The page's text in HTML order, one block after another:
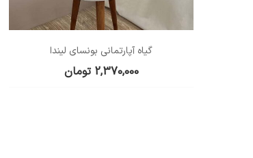
گیاه آپارتمانی بونسای لیندا
2,370,000 تومان